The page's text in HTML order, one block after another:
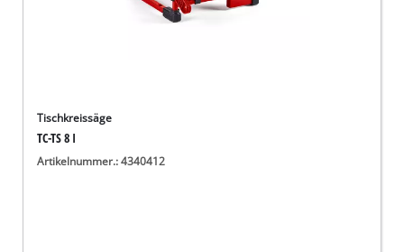
Tischkreissäge
TC-TS 8 I
Artikelnummer.: 4340412